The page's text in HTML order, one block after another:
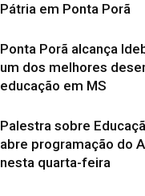
Pátria em Ponta Porã
Ponta Porã alcança
um dos melhores
educação em MS
Palestra sobre
abre programação do
nesta quarta-feira